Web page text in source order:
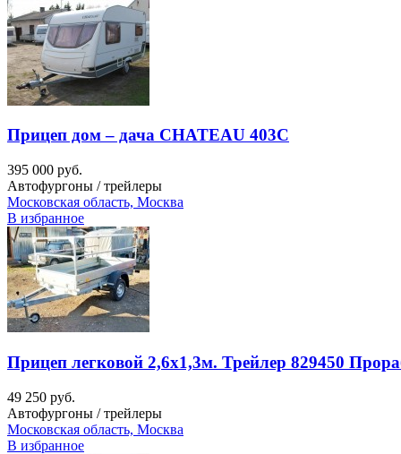
Прицеп дом – дача CHATEAU 403C
395 000 руб.
Автофургоны / трейлеры
Московская область, Москва
В избранное
Прицеп легковой 2,6х1,3м. Трейлер 829450
49 250 руб.
Автофургоны / трейлеры
Московская область, Москва
В избранное